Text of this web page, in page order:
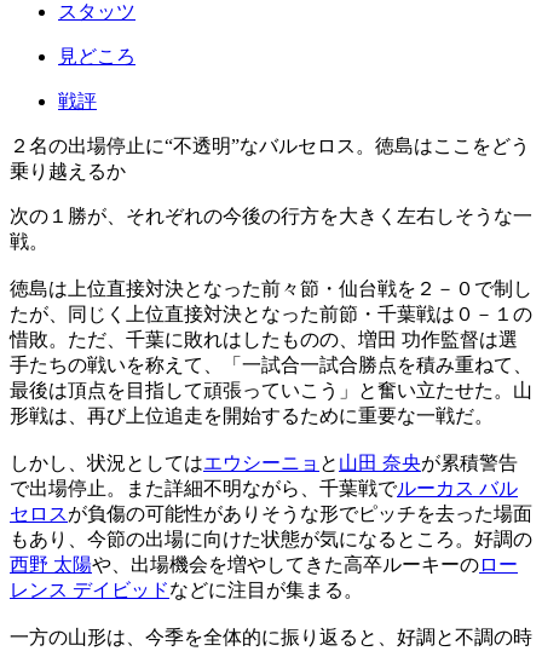
スタッツ
見どころ
戦評
２名の出場停止に“不透明”なバルセロス。徳島はここをどう
乗り越えるか
次の１勝が、それぞれの今後の行方を大きく左右しそうな一
戦。
徳島は上位直接対決となった前々節・仙台戦を２－０で制し
たが、同じく上位直接対決となった前節・千葉戦は０－１の
惜敗。ただ、千葉に敗れはしたものの、増田 功作監督は選
手たちの戦いを称えて、「一試合一試合勝点を積み重ねて、
最後は頂点を目指して頑張っていこう」と奮い立たせた。山
形戦は、再び上位追走を開始するために重要な一戦だ。
しかし、状況としてはエウシーニョ と 山田 奈央が累積警告
で出場停止。また詳細不明ながら、千葉戦でルーカス バル
セロスが負傷の可能性がありそうな形でピッチを去った場面
もあり、今節の出場に向けた状態が気になるところ。好調の
西野 太陽や、出場機会を増やしてきた高卒ルーキーのロー
レンス デイビッドなどに注目が集まる。
一方の山形は、今季を全体的に振り返ると、好調と不調の時